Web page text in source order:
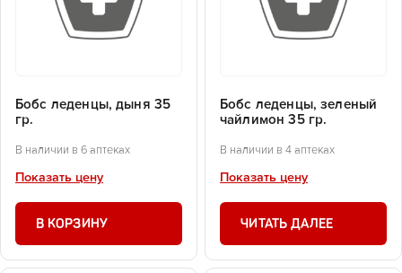
Бобс леденцы, дыня 35
гр.
В наличии в 6 аптеках
Показать цену
В КОРЗИНУ
Бобс леденцы, зеленый
чайлимон 35 гр.
В наличии в 4 аптеках
Показать цену
ЧИТАТЬ ДАЛЕЕ